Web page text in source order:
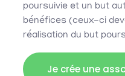
poursuivie et un but
bénéfices (ceux-ci
réalisation du but
Je crée une